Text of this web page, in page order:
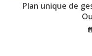
Plan unique de